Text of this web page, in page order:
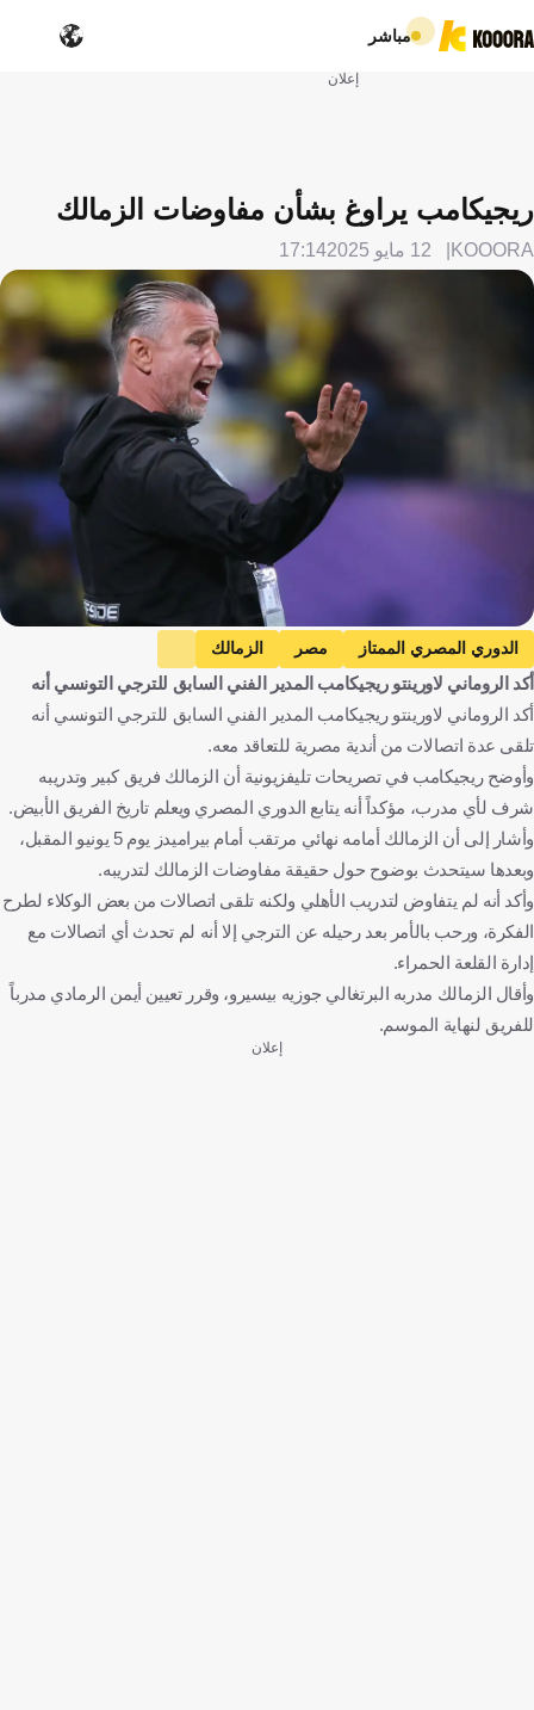
مباشر
إعلان
ريجيكامب يراوغ بشأن مفاوضات الزمالك
KOOORA 12 مايو 2025 17:14
الدوري المصري الممتاز مصر
الزمالك
الترجي الرياضي
تونس رومانيا الإنتقالات كرة قدم
أكد الروماني لاورينتو ريجيكامب المدير الفني السابق للترجي التونسي أنه
أكد الروماني لاورينتو ريجيكامب المدير الفني السابق للترجي التونسي أنه
تلقى عدة اتصالات من أندية مصرية للتعاقد معه.
وأوضح ريجيكامب في تصريحات تليفزيونية أن الزمالك فريق كبير وتدريبه
شرف لأي مدرب، مؤكداً أنه يتابع الدوري المصري ويعلم تاريخ الفريق الأبيض.
وأشار إلى أن الزمالك أمامه نهائي مرتقب أمام بيراميدز يوم 5 يونيو المقبل،
وبعدها سيتحدث بوضوح حول حقيقة مفاوضات الزمالك لتدريبه.
وأكد أنه لم يتفاوض لتدريب الأهلي ولكنه تلقى اتصالات من بعض الوكلاء لطرح
الفكرة، ورحب بالأمر بعد رحيله عن الترجي إلا أنه لم تحدث أي اتصالات مع
إدارة القلعة الحمراء.
وأقال الزمالك مدربه البرتغالي جوزيه بيسيرو، وقرر تعيين أيمن الرمادي مدرباً
للفريق لنهاية الموسم.
إعلان